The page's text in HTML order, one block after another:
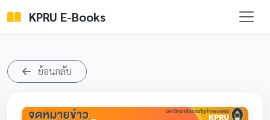
KPRU E-Books
ย้อนกลับ